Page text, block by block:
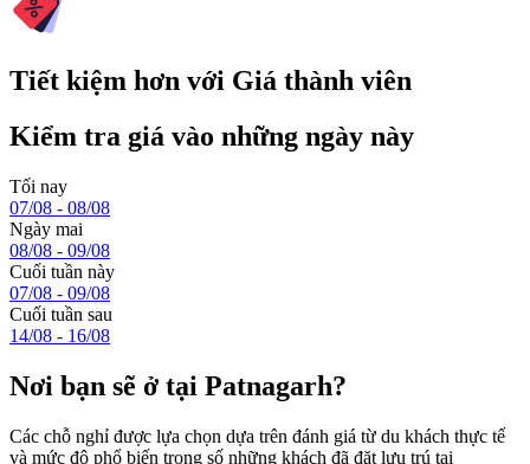
Tiết kiệm hơn với Giá thành viên
Kiểm tra giá vào những ngày này
Tối nay
07/08 - 08/08
Ngày mai
08/08 - 09/08
Cuối tuần này
07/08 - 09/08
Cuối tuần sau
14/08 - 16/08
Nơi bạn sẽ ở tại Patnagarh?
Các chỗ nghỉ được lựa chọn dựa trên đánh giá từ du khách thực tế
và mức độ phổ biến trong số những khách đã đặt lưu trú tại